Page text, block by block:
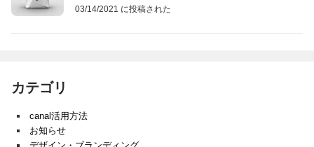
03/14/2021 に投稿された
カテゴリ
canal活用方法
お知らせ